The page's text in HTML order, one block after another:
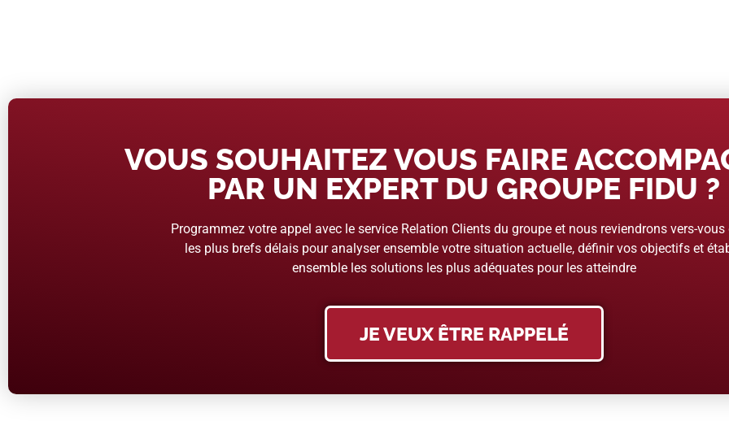
VOUS SOUHAITEZ VOUS FAIRE
PAR UN EXPERT DU GROUPE FIDU ?
Programmez votre appel avec le service Relation Clients du groupe et nous reviendrons vers-vous
les plus brefs délais pour analyser ensemble votre situation actuelle, définir vos objectifs et
ensemble les solutions les plus adéquates pour les atteindre
JE VEUX ÊTRE RAPPELÉ